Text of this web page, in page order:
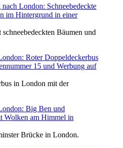
Bäumen und
in London mit der
Brücke in London.